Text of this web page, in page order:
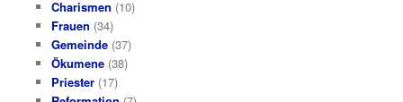
Charismen (10)
Frauen (34)
Gemeinde(37)
Ökumene(38)
Priester(17)